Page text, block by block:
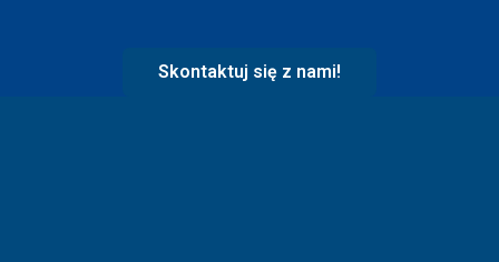
Skontaktuj się z nami!